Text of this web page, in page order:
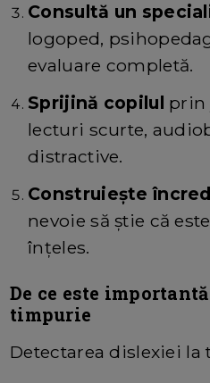
Consultă un
logoped,
evaluare completă.
Sprijină copilul prin
lecturi scurte,
distractive.
Construiește
nevoie să știe că
înțeles.
De ce este
timpurie
Detectarea dislexiei la